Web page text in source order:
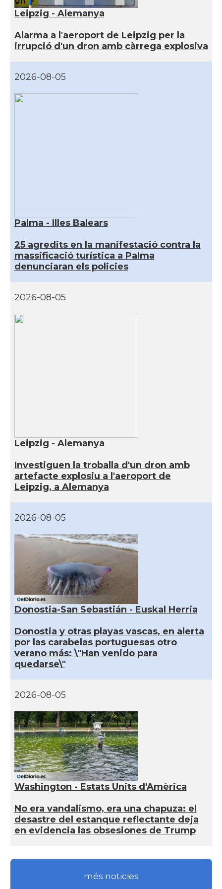
Leipzig - Alemanya
Alarma a l'aeroport de Leipzig per la
irrupció d'un dron amb càrrega explosiva
2026-08-05
Palma - Illes Balears
25 agredits en la manifestació contra la
massificació turística a Palma
denunciaran els policies
2026-08-05
Leipzig - Alemanya
Investiguen la troballa d'un dron amb
artefacte explosiu a l'aeroport de
Leipzig, a Alemanya
2026-08-05
Donostia-San Sebastián - Euskal Herria
Donostia y otras playas vascas, en alerta
por las carabelas portuguesas otro
verano más: \"Han venido para
quedarse\"
2026-08-05
Washington - Estats Units d'Amèrica
No era vandalismo, era una chapuza: el
desastre del estanque reflectante deja
en evidencia las obsesiones de Trump
més noticies